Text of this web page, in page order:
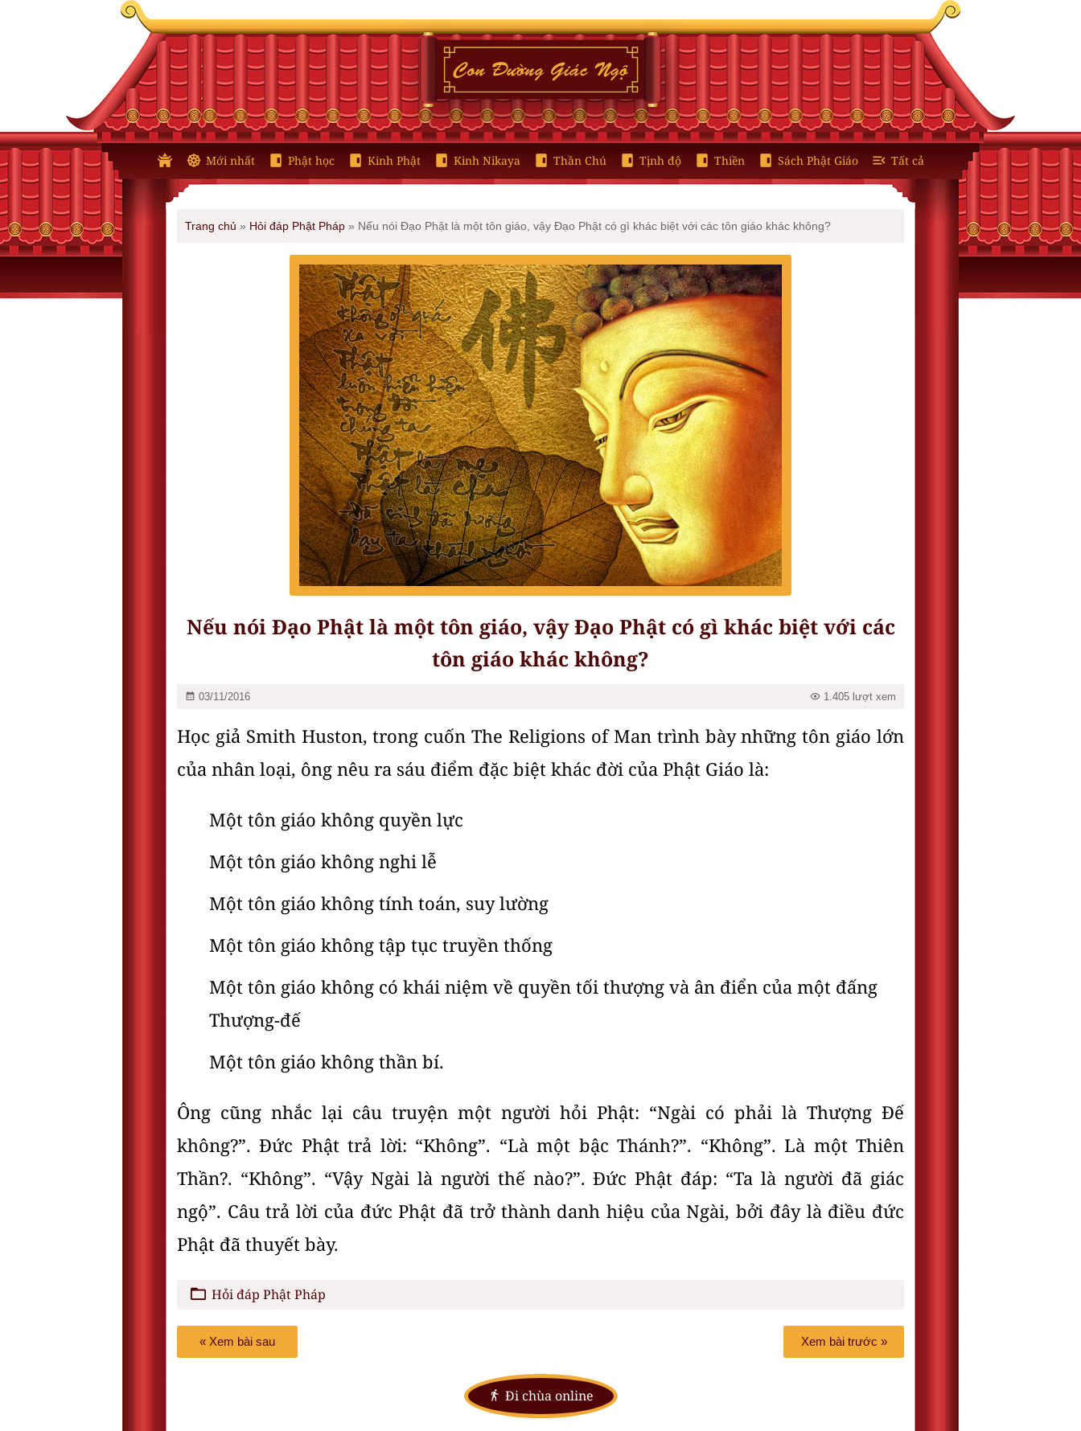
Mới nhất Phật học Kinh Phật Kinh Nikaya Thần Chú Tịnh độ Thiền Sách Phật Giáo Tất cả
Trang chủ » Hỏi đáp Phật Pháp » Nếu nói Đạo Phật là một tôn giáo, vậy Đạo Phật có gì khác biệt với các tôn giáo khác không?
Nếu nói Đạo Phật là một tôn giáo, vậy Đạo Phật có gì khác biệt với các
tôn giáo khác không?
03/11/2016 1.405 lượt xem
Học giả Smith Huston, trong cuốn The Religions of Man trình bày những tôn giáo lớn
của nhân loại, ông nêu ra sáu điểm đặc biệt khác đời của Phật Giáo là:
Một tôn giáo không quyền lực
Một tôn giáo không nghi lễ
Một tôn giáo không tính toán, suy lường
Một tôn giáo không tập tục truyền thống
Một tôn giáo không có khái niệm về quyền tối thượng và ân điển của một đấng
Thượng-đế
Một tôn giáo không thần bí.
Ông cũng nhắc lại câu truyện một người hỏi Phật: “Ngài có phải là Thượng Đế
không?”. Đức Phật trả lời: “Không”. “Là một bậc Thánh?”. “Không”. Là một Thiên
Thần?. “Không”. “Vậy Ngài là người thế nào?”. Đức Phật đáp: “Ta là người đã giác
ngộ”. Câu trả lời của đức Phật đã trở thành danh hiệu của Ngài, bởi đây là điều đức
Phật đã thuyết bày.
Hỏi đáp Phật Pháp
« Xem bài sau Xem bài trước »
Đi chùa online